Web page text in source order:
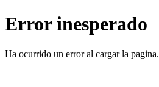
Error inesperado
Ha ocurrido un error al cargar la pagina.